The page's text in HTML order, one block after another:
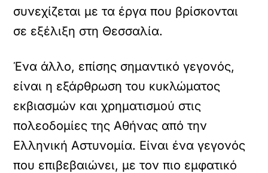
συνεχίζεται με τα έργα που βρίσκονται
σε εξέλιξη στη Θεσσαλία.
Ένα άλλο, επίσης σημαντικό γεγονός,
είναι η εξάρθρωση του κυκλώματος
εκβιασμών και χρηματισμού στις
πολεοδομίες της Αθήνας από την
Ελληνική Αστυνομία. Είναι ένα γεγονός
που επιβεβαιώνει, με τον πιο εμφατικό